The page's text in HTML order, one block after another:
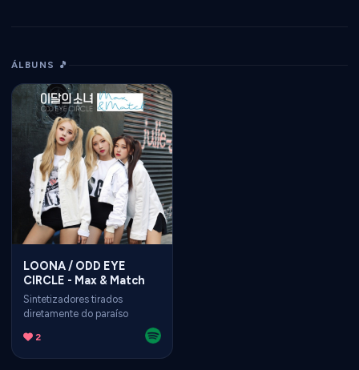
ÁLBUNS 🎵
LOONA / ODD EYE
CIRCLE - Max & Match
Sintetizadores tirados
diretamente do paraíso
2